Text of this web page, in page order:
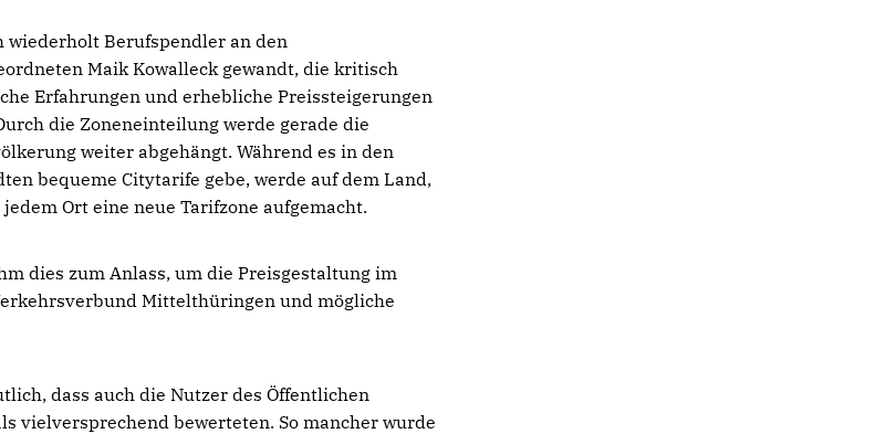
wiederholt Berufspendler an den
Maik Kowalleck gewandt, die kritisch
Erfahrungen und erhebliche Preissteigerungen
die Zoneneinteilung werde gerade die
weiter abgehängt. Während es in den
bequeme Citytarife gebe, werde auf dem Land,
Ort eine neue Tarifzone aufgemacht.
dies zum Anlass, um die Preisgestaltung im
Mittelthüringen und mögliche
dass auch die Nutzer des Öffentlichen
vielversprechend bewerteten. So mancher wurde